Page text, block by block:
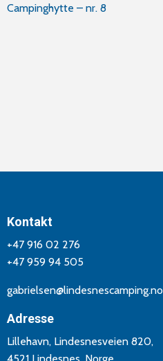
Innleggsnavigasjon
Campinghytte – nr. 8
Kontakt
+47 916 02 276
+47 959 94 505
gabrielsen@lindesnescamping.no
Adresse
Lillehavn, Lindesnesveien 820,